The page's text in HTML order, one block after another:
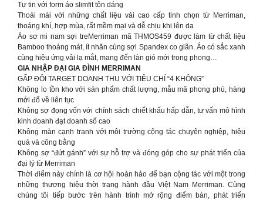
Tự tin với form áo slimfit tôn dáng
Thoải mái với những chất liệu vải cao cấp tinh chọn từ Merriman,
thoáng khí, hợp mùa, rất mềm mại và dễ chịu khi lên da
Áo sơ mi nam sợi treMerriman mã THMOS459 được làm từ chất liệu
Bamboo thoáng mát, ít nhăn cùng sợi Spandex co giãn. Áo có sắc xanh
cùng hiệu ứng vải lạ mắt, mang đến làn gió mới trong phong…
GIA NHẬP ĐẠI GIA ĐÌNH MERRIMAN
GẤP ĐÔI TARGET DOANH THU VỚI TIÊU CHÍ “4 KHÔNG”
Không lo tồn kho với sản phẩm chất lượng, mẫu mã phong phú, hàng
mới đổ về liên tục
Không sợ đọng vốn với chính sách chiết khấu hấp dẫn, tư vấn mô hình
kinh doanh đạt doanh số cao
Không màn cạnh tranh với môi trường cộng tác chuyên nghiệp, hiệu
quả và công bằng
Không sợ “đứt gánh” với sự hỗ trợ và đóng góp cho sự phát triển của
đại lý từ Merriman
Thời điểm này chính là cơ hội hoàn hảo để bạn cộng tác với một trong
những thương hiệu thời trang hành đầu Việt Nam Merriman. Cùng
chúng tôi tiếp bước trên hành trình mở rộng điểm bán, phát triển